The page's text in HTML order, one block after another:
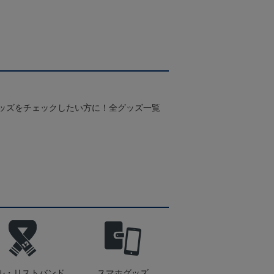
ズをチェックしたい方に！全グッズ一覧